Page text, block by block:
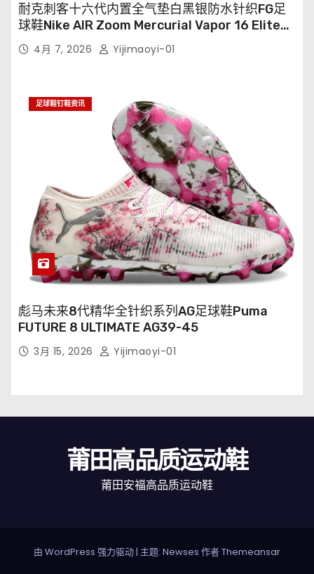
耐克刺客十六代内置全气垫白黑银防水针织FG足
球鞋Nike AIR Zoom Mercurial Vapor 16 Elite
XXV FG35-45
4月 7, 2026 Yijimaoyi-01
足球鞋钉鞋资讯
彪马未来8代精华全针织系列AG足球鞋Puma
FUTURE 8 ULTIMATE AG39-45
3月 15, 2026 Yijimaoyi-01
莆田高品质运动鞋
莆田安福高品质运动鞋
由 WordPress 强力驱动| 主题: Newses 作者Themeansar